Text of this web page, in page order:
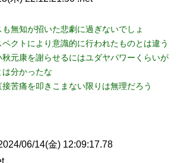
無知が招いた悲劇に過ぎないでしょ
クトにより意識的に行われたものとは違う
元康を謝らせるにはユダヤパワーくらいが
分かったな
苦痛を叩きこまない限りは無理だろう
06/14(金) 12:09:17.78